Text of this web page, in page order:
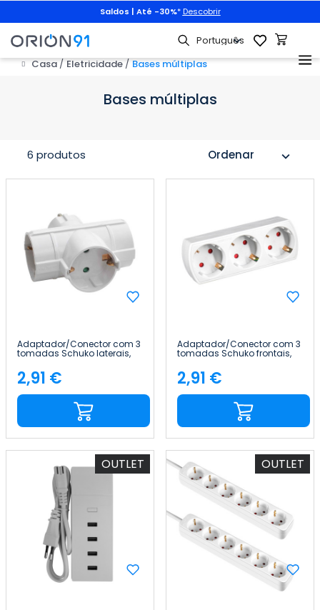
Saldos | Até -30%* Descobrir
Casa Eletricidade Bases múltiplas
Bases múltiplas
Ordenar expand_more
6 produtos
Adaptador/Conector com 3
tomadas Schuko laterais,
Preço
2,91 €
Adaptador/Conector com 3
tomadas Schuko frontais,
Preço
2,91 €
OUTLET OUTLET